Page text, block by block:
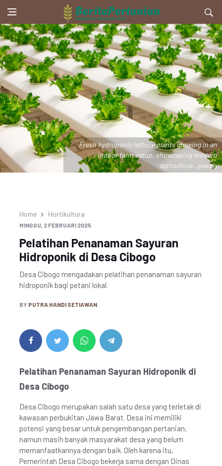
Fresh hydroponic lettuce plants growing in an
indoor farm setup, showcasing modern
agriculture. .pexels
Home Hortikultura
MINGGU, 2 FEBRUARI 2025
Pelatihan Penanaman Sayuran
Hidroponik di Desa Cibogo
Desa Cibogo mengadakan pelatihan penanaman sayuran
hidroponik bagi petani lokal.
BY PUTRA HANDI SETIAWAN
Pelatihan Penanaman Sayuran Hidroponik di
Desa Cibogo
Desa Cibogo merupakan salah satu desa yang terletak di
kawasan perbukitan Jawa Barat. Desa ini memiliki
potensi yang besar untuk pengembangan pertanian,
namun masih banyak masyarakat desa yang belum
memanfaatkannya dengan baik. Oleh karena itu,
Pemerintah Desa Cibogo bekerja sama dengan Dinas